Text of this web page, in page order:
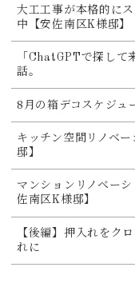
大工工事が本格的に
中【安佐南区K様邸】
「ChatGPTで探して
話。
8月の箱デコスケジュ
キッチン空間リノベ
邸】
マンションリノベー
佐南区K様邸】
【後編】押入れをク
れに